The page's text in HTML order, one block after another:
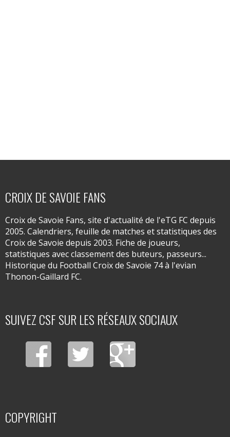
CROIX DE SAVOIE FANS
Croix de Savoie Fans, site d'actualité de l'eTG FC depuis
2005. Calendriers, feuille de matches et statistiques des
Croix de Savoie depuis 2003. Fiche de joueurs,
statistiques avec classement des buteurs, passeurs...
Historique du Football Croix de Savoie 74 à l'evian
Thonon-Gaillard FC.
SUIVEZ CSF SUR LES RÉSEAUX SOCIAUX
COPYRIGHT